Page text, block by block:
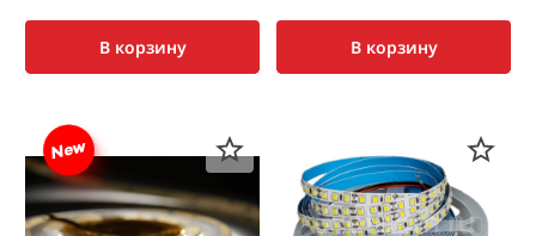
В корзину В корзину